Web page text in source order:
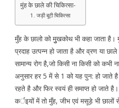
मुंह के छाले की चिकित्सा-
1. जड़ी बूटी चिकित्सा
मुँह के छालो को मुुखकोथ भी कहा जाता
प्रदाह उत्पन्न हो जाता है और व्रण या
सामान्य रोग है,जो किसी ना किसी को
अनुसार हर 5 में से 1 को यह पुन: हो जाते
रहते है और फिर स्वयं ही समाप्त हो जाते
कर्इयों में तो मुँह, जीभ एवं मसूड़े भी छालों